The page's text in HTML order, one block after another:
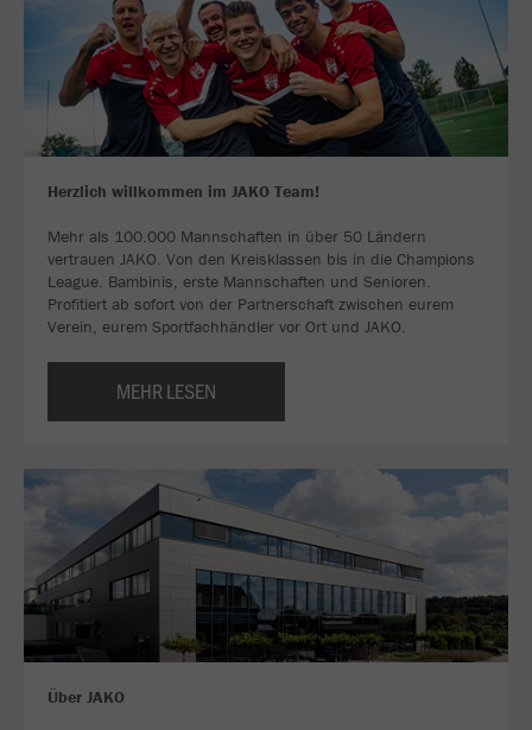
Herzlich willkommen im JAKO Team!
Mehr als 100.000 Mannschaften in über 50 Ländern
vertrauen JAKO. Von den Kreisklassen bis in die Champions
League. Bambinis, erste Mannschaften und Senioren.
Profitiert ab sofort von der Partnerschaft zwischen eurem
Verein, eurem Sportfachhändler vor Ort und JAKO.
MEHR LESEN
Über JAKO